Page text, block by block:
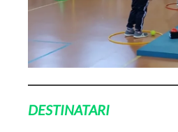
DESTINATARI